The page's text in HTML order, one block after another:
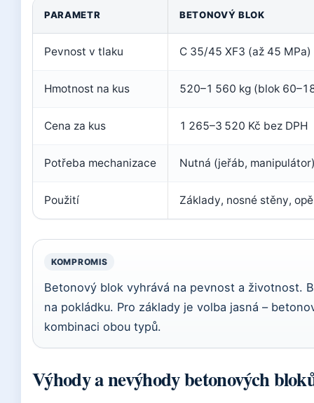
PARAMETR BETONOVÝ BLOK
Pevnost v tlaku C 35/45 XF3 (až 45 MPa)
Hmotnost na kus 520–1 560 kg (blok
Cena za kus 1 265–3 520 Kč bez DPH
Potřeba mechanizace Nutná (jeřáb,
Použití Základy, nosné stěny,
KOMPROMIS
Betonový blok vyhrává na pevnost a životnost.
na pokládku. Pro základy je volba jasná –
kombinaci obou typů.
Výhody a nevýhody betonových